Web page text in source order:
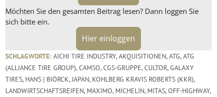
Möchten Sie den gesamten Beitrag lesen? Dann loggen Sie
sich bitte ein.
Hier einloggen
SCHLAGWORTE: AICHI TIRE INDUSTRY,AKQUISITIONEN,ATG,ATG
(ALLIANCE TIRE GROUP),CAMSO,CGS-GRUPPE,CULTOR,GALAXY
TIRES, HANS | BIÖRCK, JAPAN, KOHLBERG KRAVIS ROBERTS (KKR),
LANDWIRTSCHAFTSREIFEN, MAXIMO, MICHELIN, MITAS,OFF-HIGHWAY,